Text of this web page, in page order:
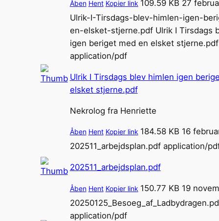
Åben Hent Kopier link 109.59 KB 27
Ulrik-I-Tirsdags-blev-himlen-igen-
en-elsket-stjerne.pdf Ulrik I Tirsdags
igen beriget med en elsket stjerne.pdf
application/pdf
Ulrik I Tirsdags blev himlen igen
elsket stjerne.pdf
Nekrolog fra Henriette
Åben Hent Kopier link 184.58 KB 16
202511_arbejdsplan.pdf application/
202511_arbejdsplan.pdf
Åben Hent Kopier link 150.77 KB 19
application/pdf